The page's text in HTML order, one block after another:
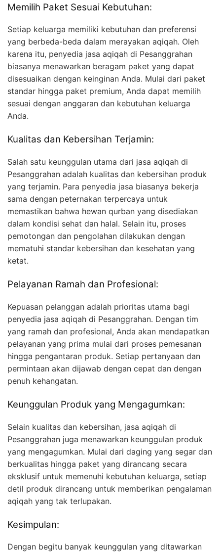
Memilih Paket Sesuai Kebutuhan:
Setiap keluarga memiliki kebutuhan dan preferensi
yang berbeda-beda dalam merayakan aqiqah. Oleh
karena itu, penyedia jasa aqiqah di Pesanggrahan
biasanya menawarkan beragam paket yang dapat
disesuaikan dengan keinginan Anda. Mulai dari paket
standar hingga paket premium, Anda dapat memilih
sesuai dengan anggaran dan kebutuhan keluarga
Anda.
Kualitas dan Kebersihan Terjamin:
Salah satu keunggulan utama dari jasa aqiqah di
Pesanggrahan adalah kualitas dan kebersihan produk
yang terjamin. Para penyedia jasa biasanya bekerja
sama dengan peternakan terpercaya untuk
memastikan bahwa hewan qurban yang disediakan
dalam kondisi sehat dan halal. Selain itu, proses
pemotongan dan pengolahan dilakukan dengan
mematuhi standar kebersihan dan kesehatan yang
ketat.
Pelayanan Ramah dan Profesional:
Kepuasan pelanggan adalah prioritas utama bagi
penyedia jasa aqiqah di Pesanggrahan. Dengan tim
yang ramah dan profesional, Anda akan mendapatkan
pelayanan yang prima mulai dari proses pemesanan
hingga pengantaran produk. Setiap pertanyaan dan
permintaan akan dijawab dengan cepat dan dengan
penuh kehangatan.
Keunggulan Produk yang Mengagumkan:
Selain kualitas dan kebersihan, jasa aqiqah di
Pesanggrahan juga menawarkan keunggulan produk
yang mengagumkan. Mulai dari daging yang segar dan
berkualitas hingga paket yang dirancang secara
eksklusif untuk memenuhi kebutuhan keluarga, setiap
detil produk dirancang untuk memberikan pengalaman
aqiqah yang tak terlupakan.
Kesimpulan:
Dengan begitu banyak keunggulan yang ditawarkan